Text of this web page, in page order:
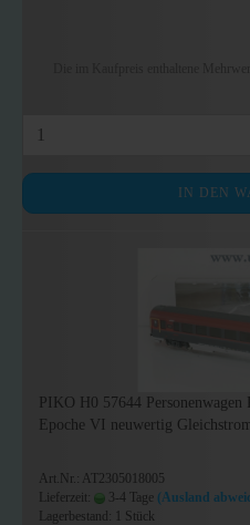
Die im Kaufpreis enthaltene
IN DEN
PIKO H0 57644
Epoche VI neuwertig
Art.Nr.: AT2305018005
Lieferzeit:
3-4 Tage (Ausland
Lagerbestand: 1 Stück